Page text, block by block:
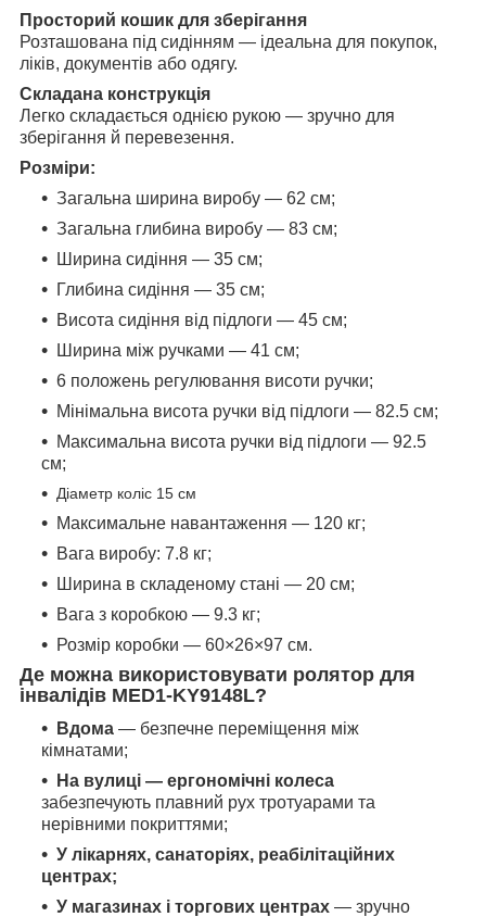
Просторий кошик для зберігання
Розташована під сидінням — ідеальна для покупок,
ліків, документів або одягу.
Складана конструкція
Легко складається однією рукою — зручно для
зберігання й перевезення.
Розміри:
Загальна ширина виробу — 62 см;
Загальна глибина виробу — 83 см;
Ширина сидіння — 35 см;
Глибина сидіння — 35 см;
Висота сидіння від підлоги — 45 см;
Ширина між ручками — 41 см;
6 положень регулювання висоти ручки;
Мінімальна висота ручки від підлоги — 82.5 см;
Максимальна висота ручки від підлоги — 92.5
см;
Діаметр коліс 15 см
Максимальне навантаження — 120 кг;
Вага виробу: 7.8 кг;
Ширина в складеному стані — 20 см;
Вага з коробкою — 9.3 кг;
Розмір коробки — 60×26×97 см.
Де можна використовувати ролятор для
інвалідів MED1-KY9148L?
Вдома — безпечне переміщення між
кімнатами;
На вулиці — ергономічні колеса
забезпечують плавний рух тротуарами та
нерівними покриттями;
У лікарнях, санаторіях, реабілітаційних
центрах;
У магазинах і торгових центрах — зручно